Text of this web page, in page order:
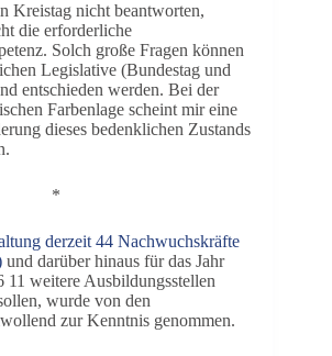
Kreistag nicht beantworten,
die erforderliche
Solch große Fragen können
Legislative (Bundestag und
entschieden werden. Bei der
Farbenlage scheint mir eine
dieses bedenklichen Zustands
*
derzeit 44 Nachwuchskräfte
und darüber hinaus für das Jahr
11 weitere Ausbildungsstellen
wurde von den
zur Kenntnis genommen.